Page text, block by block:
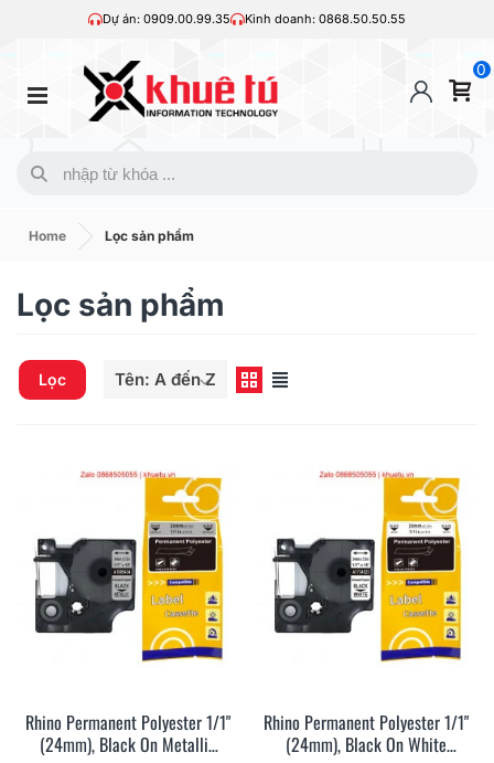
Dự án: 0909.00.99.35 Kinh doanh: 0868.50.50.55
0
Home Lọc sản phẩm
Lọc sản phẩm
Lọc Tên: A đến Z
Rhino Permanent Polyester 1/1"
(24mm), Black On Metallic
Rhino Permanent Polyester 1/1"
(24mm), Black On White